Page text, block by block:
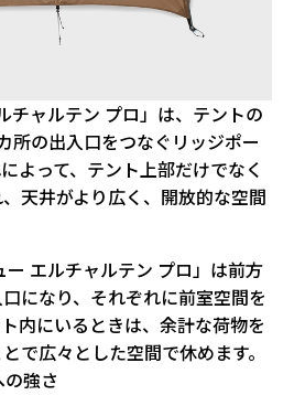
チャルテン プロ」は、テントの
所の出入口をつなぐリッジポー
よって、テント上部だけでなく
天井がより広く、開放的な空間
ー エルチャルテン プロ」は前方
になり、それぞれに前室空間を
内にいるときは、余計な荷物を
で広々とした空間で休めます。
強さ